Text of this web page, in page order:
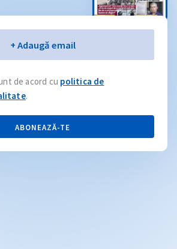
+ Adaugă email
de acord cu politica de
.
ABONEAZĂ-TE